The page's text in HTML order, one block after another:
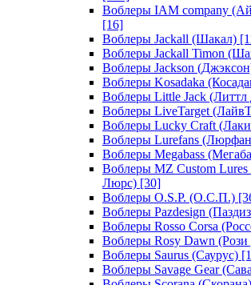
Воблеры IAM company
[16]
Воблеры Jackall (Шакал)
Воблеры Jackall Timon
Воблеры Jackson
Воблеры Kosadaka
Воблеры Little Jack
Воблеры LiveTarget
Воблеры Lucky Craft
Воблеры Lurefans
Воблеры Megabass
Воблеры MZ Custom
Люрс) [30]
Воблеры O.S.P. (О.С.П.)
Воблеры Pazdesign
Воблеры Rosso Corsa
Воблеры Rosy Dawn (Рози
Воблеры Saurus (Саурус)
Воблеры Savage Gear